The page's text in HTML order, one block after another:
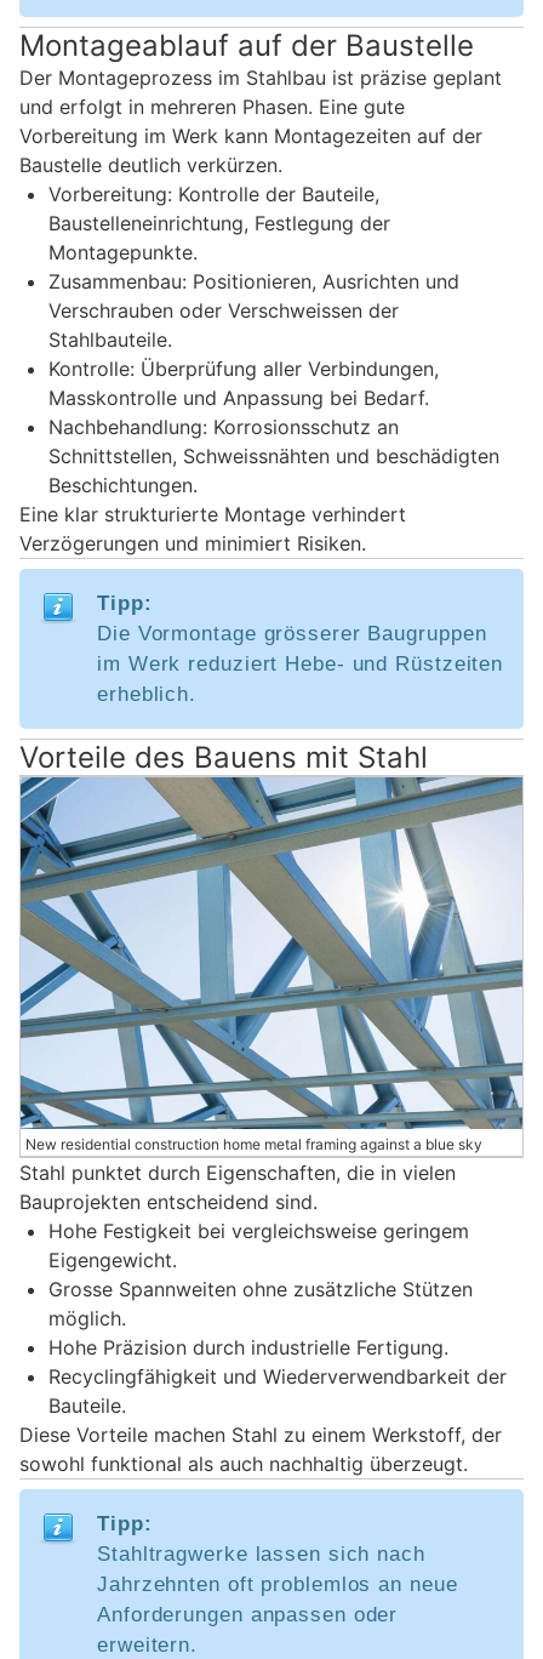
Montageablauf auf der Baustelle
Der Montageprozess im Stahlbau ist präzise geplant
und erfolgt in mehreren Phasen. Eine gute
Vorbereitung im Werk kann Montagezeiten auf der
Baustelle deutlich verkürzen.
Vorbereitung: Kontrolle der Bauteile,
Baustelleneinrichtung, Festlegung der
Montagepunkte.
Zusammenbau: Positionieren, Ausrichten und
Verschrauben oder Verschweissen der
Stahlbauteile.
Kontrolle: Überprüfung aller Verbindungen,
Masskontrolle und Anpassung bei Bedarf.
Nachbehandlung: Korrosionsschutz an
Schnittstellen, Schweissnähten und beschädigten
Beschichtungen.
Eine klar strukturierte Montage verhindert
Verzögerungen und minimiert Risiken.
Tipp:
Die Vormontage grösserer Baugruppen
im Werk reduziert Hebe- und Rüstzeiten
erheblich.
Vorteile des Bauens mit Stahl
New residential construction home metal framing against a blue sky
Stahl punktet durch Eigenschaften, die in vielen
Bauprojekten entscheidend sind.
Hohe Festigkeit bei vergleichsweise geringem
Eigengewicht.
Grosse Spannweiten ohne zusätzliche Stützen
möglich.
Hohe Präzision durch industrielle Fertigung.
Recyclingfähigkeit und Wiederverwendbarkeit der
Bauteile.
Diese Vorteile machen Stahl zu einem Werkstoff, der
sowohl funktional als auch nachhaltig überzeugt.
Tipp:
Stahltragwerke lassen sich nach
Jahrzehnten oft problemlos an neue
Anforderungen anpassen oder
erweitern.